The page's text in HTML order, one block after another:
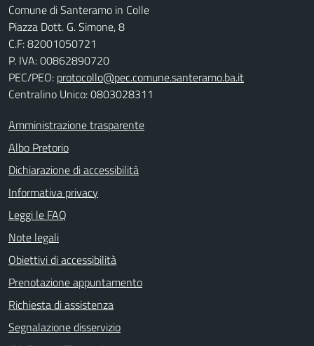
Comune di Santeramo in Colle
Piazza Dott. G. Simone, 8
C.F:82001050721
P. IVA:00862890720
PEC/PEO: protocollo@pec.comune.santeramo.ba.it
Centralino Unico: 0803028311
Amministrazione trasparente
Albo Pretorio
Dichiarazione di accessibilità
Informativa privacy
Leggi le FAQ
Note legali
Obiettivi di accessibilità
Prenotazione appuntamento
Richiesta di assistenza
Segnalazione disservizio